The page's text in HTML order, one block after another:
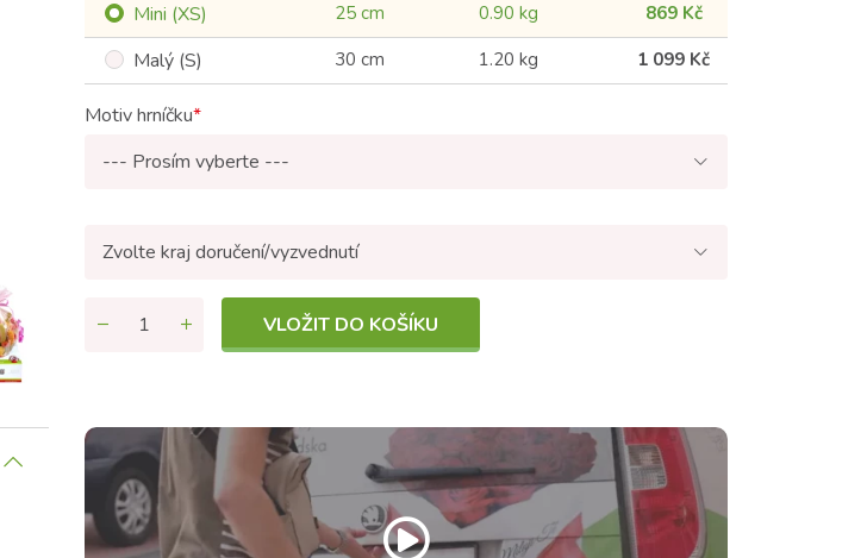
Mini (XS)
25 cm 0.90 kg 869 Kč
Malý (S) 30 cm 1.20 kg 1 099 Kč
Motiv hrníčku
--- Prosím vyberte ---
Zvolte kraj doručení/vyzvednutí
VLOŽIT DO KOŠÍKU